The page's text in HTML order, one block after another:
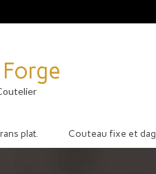
plat. Couteau fixe et